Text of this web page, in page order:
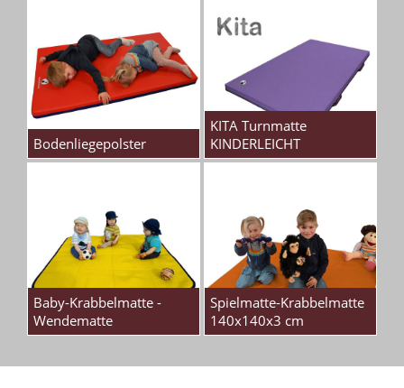
Bodenliegepolster
KITA Turnmatte
KINDERLEICHT
Baby-Krabbelmatte -
Wendematte
Spielmatte-Krabbelmatte
140x140x3 cm